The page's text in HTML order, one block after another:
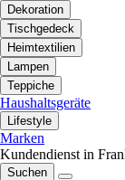
Dekoration
Tischgedeck
Heimtextilien
Lampen
Teppiche
Haushaltsgeräte
Lifestyle
Marken
Kundendienst in
Suchen